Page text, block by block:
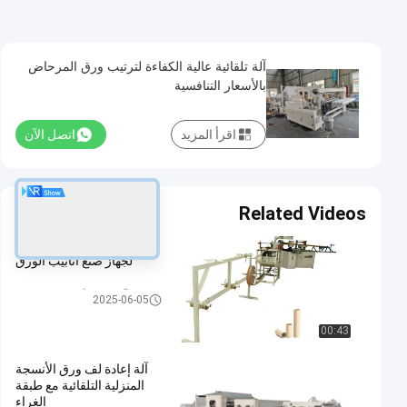
آلة تلقائية عالية الكفاءة لترتيب ورق المرحاض
بالأسعار التنافسية
اتصل الآن اقرأ المزيد
Related Videos
00:43
لجهاز صنع أنابيب الورق
آلة تصنيع أوراق المرحاض
2025-06-05
آلة إعادة لف ورق الأنسجة
المنزلية التلقائية مع طبقة
الغراء